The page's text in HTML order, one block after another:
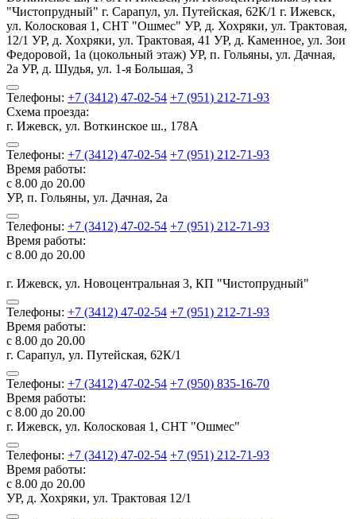
"Чистопрудный" г. Сарапул, ул. Путейская, 62К/1 г. Ижевск,
ул. Колосковая 1, СНТ "Ошмес" УР, д. Хохряки, ул. Трактовая,
12/1 УР, д. Хохряки, ул. Трактовая, 41 УР, д. Каменное, ул. Зои
Федоровой, 1а (цокольный этаж) УР, п. Гольяны, ул. Дачная,
2а УР, д. Шудья, ул. 1-я Большая, 3
Телефоны: +7 (3412) 47-02-54 +7 (951) 212-71-93
Схема проезда:
г. Ижевск, ул. Воткинское ш., 178А
Телефоны: +7 (3412) 47-02-54 +7 (951) 212-71-93
Время работы:
с 8.00 до 20.00
УР, п. Гольяны, ул. Дачная, 2а
Телефоны: +7 (3412) 47-02-54 +7 (951) 212-71-93
Время работы:
с 8.00 до 20.00
г. Ижевск, ул. Новоцентральная 3, КП "Чистопрудный"
Телефоны: +7 (3412) 47-02-54 +7 (951) 212-71-93
Время работы:
с 8.00 до 20.00
г. Сарапул, ул. Путейская, 62К/1
Телефоны: +7 (3412) 47-02-54 +7 (950) 835-16-70
Время работы:
с 8.00 до 20.00
г. Ижевск, ул. Колосковая 1, СНТ "Ошмес"
Телефоны: +7 (3412) 47-02-54 +7 (951) 212-71-93
Время работы:
с 8.00 до 20.00
УР, д. Хохряки, ул. Трактовая 12/1